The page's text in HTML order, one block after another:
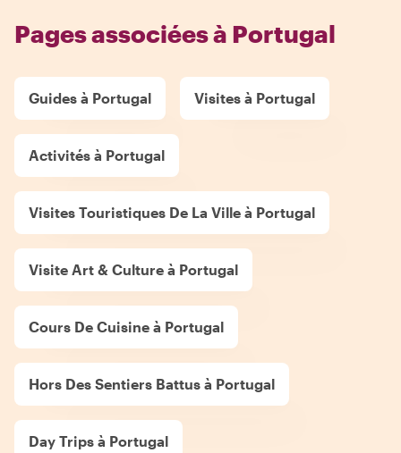
Pages associées à Portugal
Guides à Portugal Visites à Portugal
Activités à Portugal
Visites Touristiques De La Ville à Portugal
Visite Art & Culture à Portugal
Cours De Cuisine à Portugal
Hors Des Sentiers Battus à Portugal
Day Trips à Portugal